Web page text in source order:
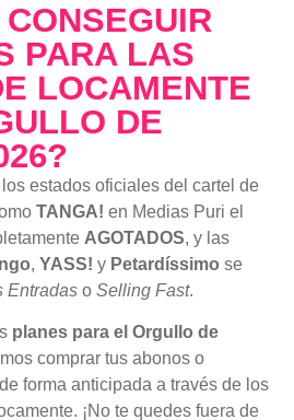
PARA LAS
LOCAMENTE
DE
estados oficiales del cartel de
TANGA! en Medias Puri el
AGOTADOS, y las
,YASS! y Petardíssimo se
Entradas oSelling Fast.
planes para el Orgullo de
comprar tus abonos o
forma anticipada a través de los
¡No te quedes fuera de